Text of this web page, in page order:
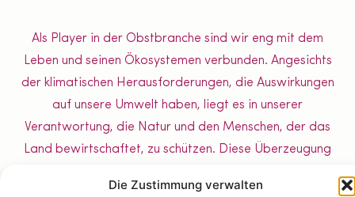
Die Zustimmung verwalten
Als Player in der Obstbranche sind wir eng mit dem
Leben und seinen Ökosystemen verbunden. Angesichts
der klimatischen Herausforderungen, die Auswirkungen
auf unsere Umwelt haben, liegt es in unserer
Verantwortung, die Natur und den Menschen, der das
Land bewirtschaftet, zu schützen. Diese Überzeugung
Corp-Ansatz zu folgen.